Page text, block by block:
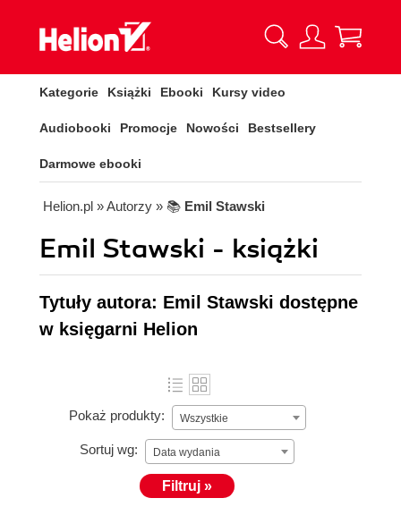
Kategorie Książki Ebooki Kursy video
Audiobooki Promocje Nowości Bestsellery
Darmowe ebooki
Helion.pl » Autorzy » 📚 Emil Stawski
Emil Stawski - książki
Tytuły autora: Emil Stawski dostępne
w księgarni Helion
Pokaż produkty: Wszystkie
Sortuj wg: Data wydania
Filtruj »